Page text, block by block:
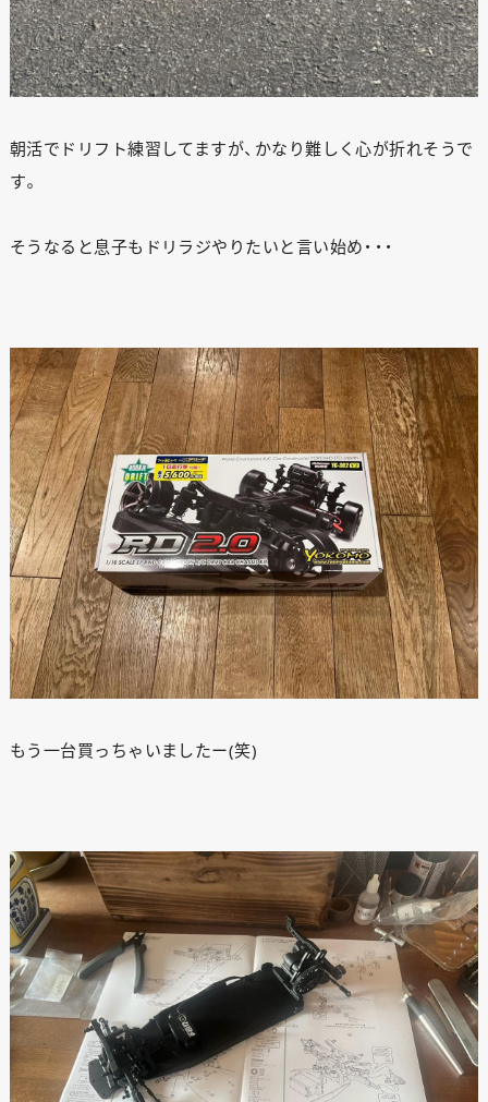
朝活でドリフト練習してますが、かなり難しく心が折れそうで
す。
そうなると息子もドリラジやりたいと言い始め・・・
もう一台買っちゃいましたー(笑)